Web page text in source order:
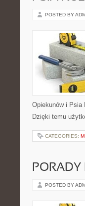
POSTED BY
Opiekunów i Psia
Dzięki temu
CATEGORIES:
POSTED BY